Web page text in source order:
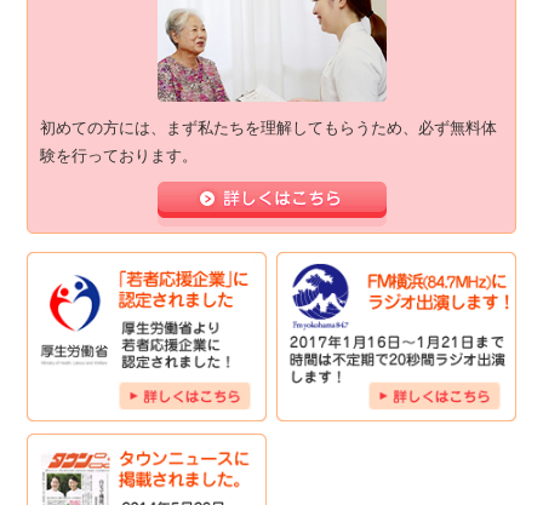
初めての方には、まず私たちを理解してもらうため、必ず無料体
験を行っております。